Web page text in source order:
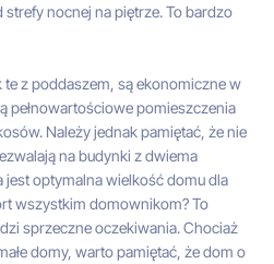
nocnej na piętrze. To bardzo
z poddaszem, są ekonomiczne w
pełnowartościowe pomieszczenia
Należy jednak pamiętać, że nie
na budynki z dwiema
jest optymalna wielkość domu dla
wszystkim domownikom? To
sprzeczne oczekiwania. Chociaż
domy, warto pamiętać, że dom o